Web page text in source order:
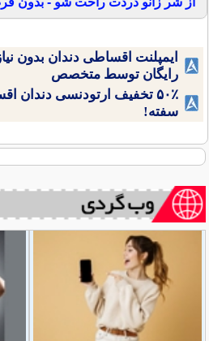
ایمپلنت اقساطی دندان بدون
رایگان توسط متخصص
۵۰٪ تخفیف ارتودنسی دندان
سفته!